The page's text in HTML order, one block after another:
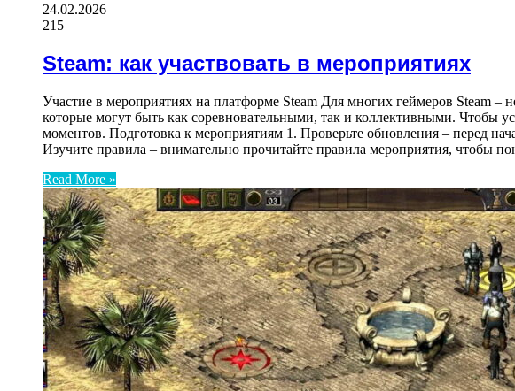
24.02.2026
215
Steam: как участвовать в мероприятиях
Участие в мероприятиях на платформе Steam Для многих геймеров Steam
которые могут быть как соревновательными, так и коллективными. Чтобы
моментов. Подготовка к мероприятиям 1. Проверьте обновления – перед
Изучите правила – внимательно прочитайте правила мероприятия, чтобы
Read More »